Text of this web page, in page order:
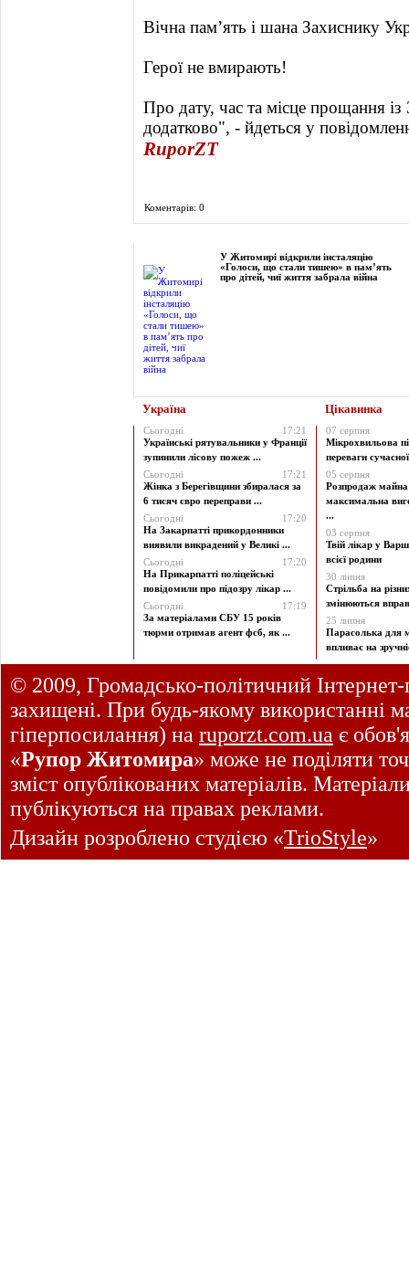
Вічна пам’ять і шана Захиснику
Герої не вмирають!
Про дату, час та місце прощання
додатково", - йдеться у
RuporZT
Коментарів: 0
У Житомирі відкрили інсталяцію
«Голоси, що стали тишею» в пам’ять
про дітей, чиї життя забрала війна
Україна Цікавинка
Сьогодні
17:21
Українські рятувальники у Франції
зупинили лісову пожеж ...
Сьогодні
17:21
Жінка з Берегівщини збиралася за
6 тисяч євро переправи ...
Сьогодні
17:20
На Закарпатті прикордонники
виявили викрадений у Великі ...
Сьогодні
17:20
На Прикарпатті поліцейські
повідомили про підозру лікар ...
Сьогодні
17:19
За матеріалами СБУ 15 років
тюрми отримав агент фсб, як ...
07 серпня
Мікрохвильова
переваги
05 серпня
Розпродаж майна
максимальна
...
03 серпня
Твій лікар у
всієї родини
30 липня
Стрільба на
змінюються
25 липня
Парасолька для
впливає на
© 2009, Громадсько-політичний
захищені. При будь-якому використанні
гіперпосилання) на ruporzt.com.ua є
«Рупор Житомира» може не поділяти
зміст опублікованих матеріалів.
публікуються на правах реклами.
Дизайн розроблено студією «TrioStyle»